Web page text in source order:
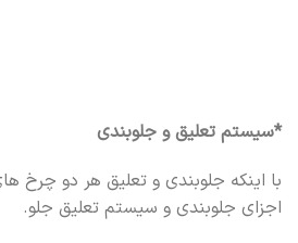
*سیستم تعلیق و جلوبندی
با اینکه جلوبندی و تعلیق هر دو چرخ
اجزای جلوبندی و سیستم تعلیق جلو.